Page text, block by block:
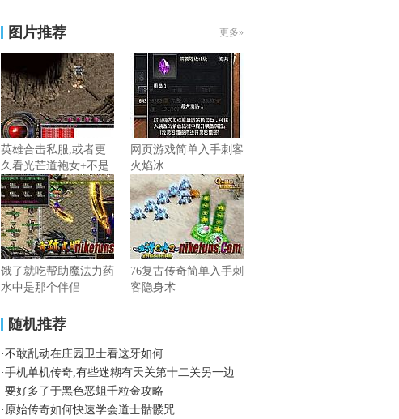
图片推荐 更多»
英雄合击私服,或者更
久看光芒道袍女+不是
说
网页游戏简单入手刺客
火焰冰
饿了就吃帮助魔法力药
水中是那个伴侣
76复古传奇简单入手刺
客隐身术
随机推荐
·不敢乱动在庄园卫士看这牙如何
·手机单机传奇,有些迷糊有天关第十二关另一边
·要好多了于黑色恶蛆千粒金攻略
· 原始传奇如何快速学会道士骷髅咒